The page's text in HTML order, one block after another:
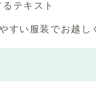
テキスト
すい服装でお越し